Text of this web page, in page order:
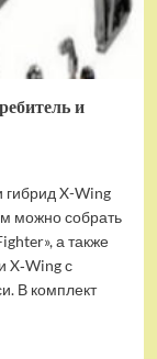
и
гибрид X-Wing
можно собрать
а также
X‑Wing с
В комплект